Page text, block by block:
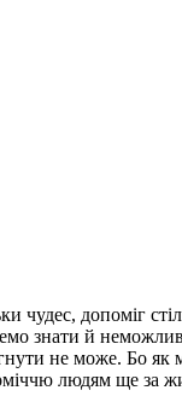
чудес, допоміг
знати й
не може. Бо
людям ще за